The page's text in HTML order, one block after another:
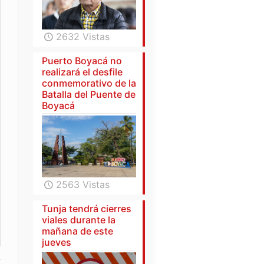
2632 Vistas
Puerto Boyacá no
realizará el desfile
conmemorativo de la
Batalla del Puente de
Boyacá
2563 Vistas
Tunja tendrá cierres
viales durante la
mañana de este
jueves